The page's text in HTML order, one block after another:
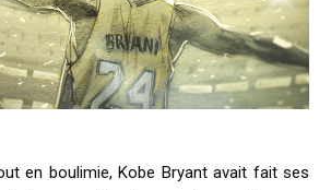
en boulimie, Kobe Bryant avait fait ses